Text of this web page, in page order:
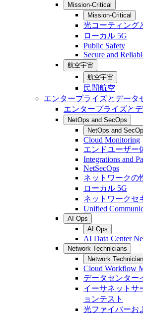
Mission-Critical
Mission-Critical
光コーティング
ローカル 5G
Public Safety
Secure and
航空宇宙
航空宇宙
民間航空
エンタープライズとデータ
エンタープライズと
NetOps and SecOps
NetOps and
Cloud Monitoring
エンドユーザー
Integrations and
NetSecOps
ネットワークの
ローカル 5G
ネットワークセ
Unified
AI Ops
AI Ops
AI Data Center
Network Technicians
Network
Cloud Workflow
データセンター
イーサネットサ
ョンテスト
光ファイバーお